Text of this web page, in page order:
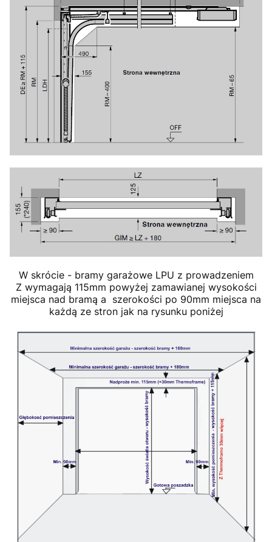
W skrócie - bramy garażowe LPU z prowadzeniem
Z wymagają 115mm powyżej zamawianej wysokości
miejsca nad bramą a szerokości po 90mm miejsca na
każdą ze stron jak na rysunku poniżej